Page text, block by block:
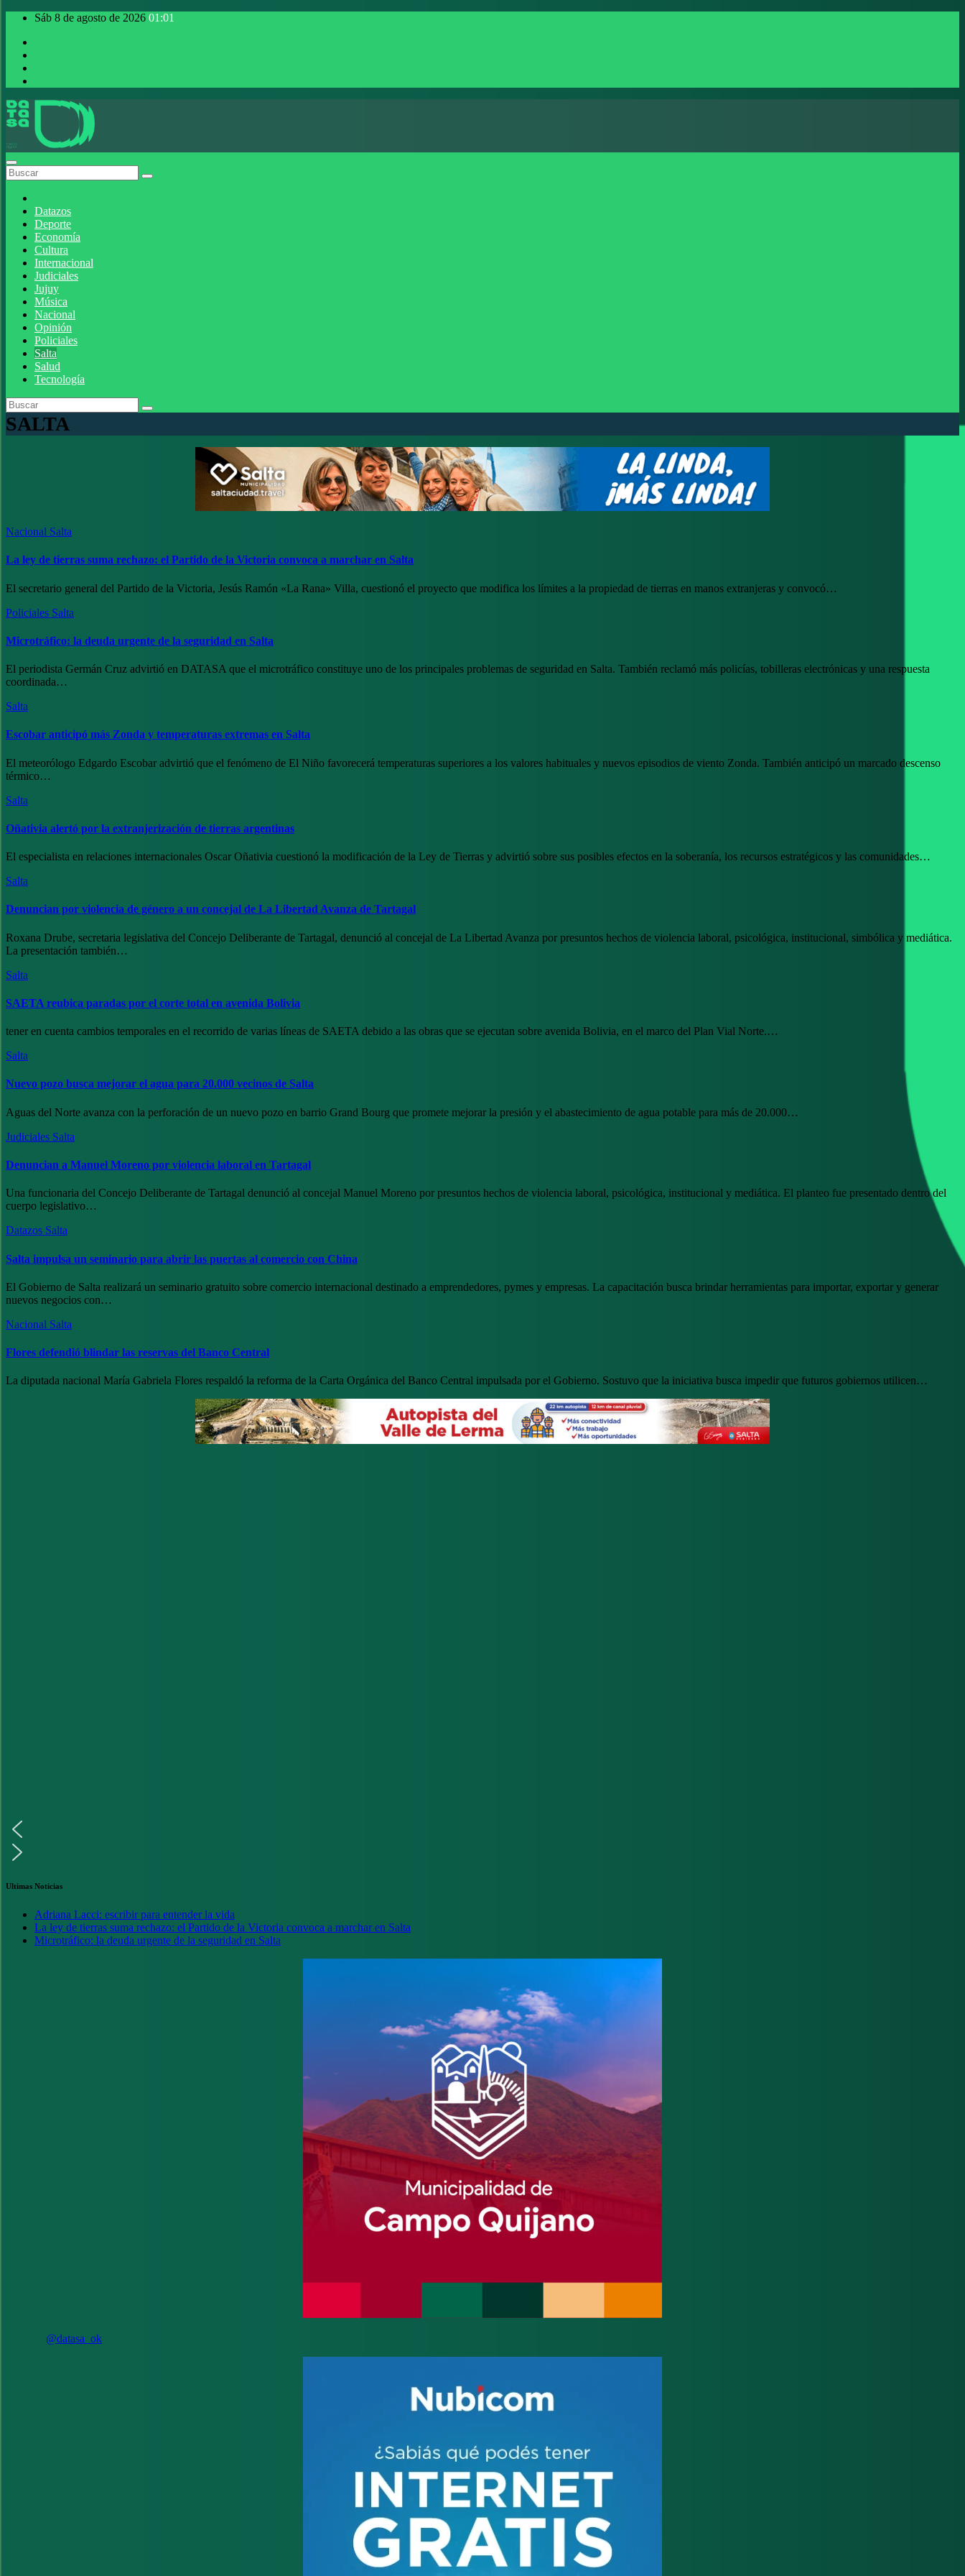
Saltar
contenido
Sáb 8 de agosto de 2026 01:01
Datazos
Deporte
Economía
Cultura
Internacional
Judiciales
Jujuy
Música
Nacional
Opinión
Policiales
Salta
Salud
Tecnología
SALTA
Nacional Salta
La ley de tierras suma rechazo: el Partido de la Victoria convoca a marchar en Salta
El secretario general del Partido de la Victoria, Jesús Ramón «La Rana» Villa, cuestionó el proyecto que modifica los límites a la propiedad de tierras en manos extranjeras y convocó…
Policiales Salta
Microtráfico: la deuda urgente de la seguridad en Salta
El periodista Germán Cruz advirtió en DATASA que el microtráfico constituye uno de los principales problemas de seguridad en Salta. También reclamó más policías, tobilleras electrónicas y una respuesta
coordinada…
Salta
Escobar anticipó más Zonda y temperaturas extremas en Salta
El meteorólogo Edgardo Escobar advirtió que el fenómeno de El Niño favorecerá temperaturas superiores a los valores habituales y nuevos episodios de viento Zonda. También anticipó un marcado descenso
térmico…
Salta
Oñativia alertó por la extranjerización de tierras argentinas
El especialista en relaciones internacionales Oscar Oñativia cuestionó la modificación de la Ley de Tierras y advirtió sobre sus posibles efectos en la soberanía, los recursos estratégicos y las comunidades…
Salta
Denuncian por violencia de género a un concejal de La Libertad Avanza de Tartagal
Roxana Drube, secretaria legislativa del Concejo Deliberante de Tartagal, denunció al concejal de La Libertad Avanza por presuntos hechos de violencia laboral, psicológica, institucional, simbólica y mediática.
La presentación también…
Salta
SAETA reubica paradas por el corte total en avenida Bolivia
tener en cuenta cambios temporales en el recorrido de varias líneas de SAETA debido a las obras que se ejecutan sobre avenida Bolivia, en el marco del Plan Vial Norte.…
Salta
Nuevo pozo busca mejorar el agua para 20.000 vecinos de Salta
Aguas del Norte avanza con la perforación de un nuevo pozo en barrio Grand Bourg que promete mejorar la presión y el abastecimiento de agua potable para más de 20.000…
Judiciales Salta
Denuncian a Manuel Moreno por violencia laboral en Tartagal
Una funcionaria del Concejo Deliberante de Tartagal denunció al concejal Manuel Moreno por presuntos hechos de violencia laboral, psicológica, institucional y mediática. El planteo fue presentado dentro del
cuerpo legislativo…
Datazos Salta
Salta impulsa un seminario para abrir las puertas al comercio con China
El Gobierno de Salta realizará un seminario gratuito sobre comercio internacional destinado a emprendedores, pymes y empresas. La capacitación busca brindar herramientas para importar, exportar y generar
nuevos negocios con…
Nacional Salta
Flores defendió blindar las reservas del Banco Central
La diputada nacional María Gabriela Flores respaldó la reforma de la Carta Orgánica del Banco Central impulsada por el Gobierno. Sostuvo que la iniciativa busca impedir que futuros gobiernos utilicen…
Ultimas Noticias
Adriana Lacci: escribir para entender la vida
La ley de tierras suma rechazo: el Partido de la Victoria convoca a marchar en Salta
Microtráfico: la deuda urgente de la seguridad en Salta
@datasa_ok